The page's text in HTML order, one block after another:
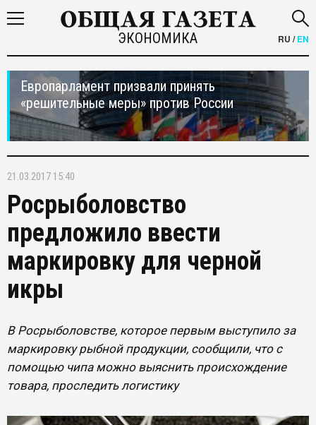
ЭКОНОМИКА RU /EN
Европарламент призвали принять
«решительные меры» против России
21.03.2017 15:40
Росрыболовство
предложило ввести
маркировку для черной
икры
В Росрыболовстве, которое первым выступило за
маркировку рыбной продукции, сообщили, что с
помощью чипа можно выяснить происхождение
товара, проследить логистику